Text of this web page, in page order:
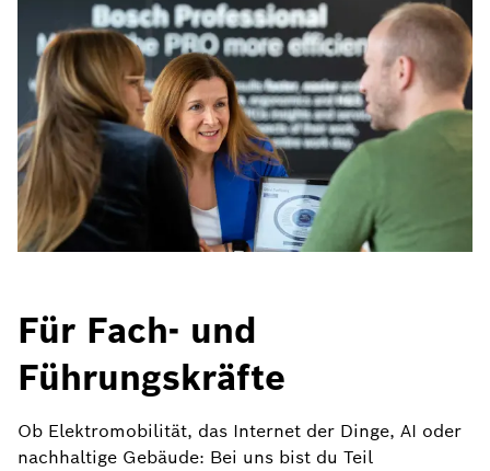
Für Fach- und
Führungskräfte
Ob Elektromobilität, das Internet der Dinge, AI oder
nachhaltige Gebäude: Bei uns bist du Teil